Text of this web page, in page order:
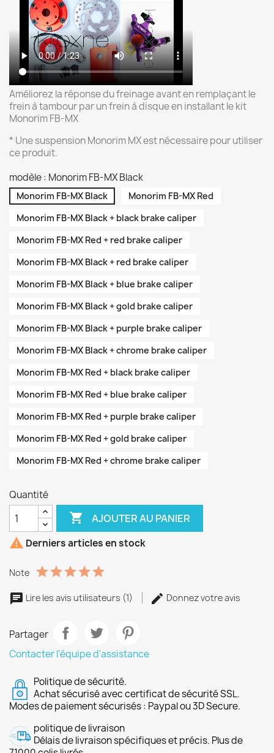
Améliorez la réponse du freinage avant en remplaçant le
frein à tambour par un frein à disque en installant le kit
Monorim FB-MX
* Une suspension Monorim MX est nécessaire pour utiliser
ce produit.
modèle : Monorim FB-MX Black
Monorim FB-MX Black
Monorim FB-MX Red
Monorim FB-MX Black + black brake caliper
Monorim FB-MX Red + red brake caliper
Monorim FB-MX Black + red brake caliper
Monorim FB-MX Black + blue brake caliper
Monorim FB-MX Black + gold brake caliper
Monorim FB-MX Black + purple brake caliper
Monorim FB-MX Black + chrome brake caliper
Monorim FB-MX Red + black brake caliper
Monorim FB-MX Red + blue brake caliper
Monorim FB-MX Red + purple brake caliper
Monorim FB-MX Red + gold brake caliper
Monorim FB-MX Red + chrome brake caliper
Quantité
 AJOUTER AU PANIER
 Derniers articles en stock
Note
Lire les avis utilisateurs (1) Donnez votre avis
Partager
Contacter l'équipe d'assistance
Politique de sécurité.
Achat sécurisé avec certificat de sécurité SSL.
Modes de paiement sécurisés : Paypal ou 3D Secure.
politique de livraison
Délais de livraison spécifiques et précis. Plus de